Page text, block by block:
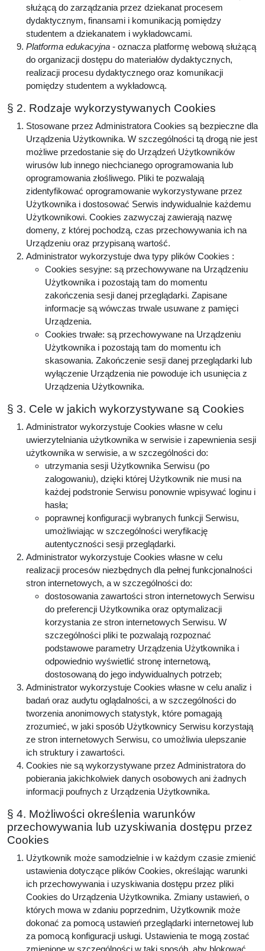
służącą do zarządzania przez dziekanat procesem
dydaktycznym, finansami i komunikacją pomiędzy
studentem a dziekanatem i wykładowcami.
Platforma edukacyjna - oznacza platformę webową służącą
do organizacji dostępu do materiałów dydaktycznych,
realizacji procesu dydaktycznego oraz komunikacji
pomiędzy studentem a wykładowcą.
§ 2. Rodzaje wykorzystywanych Cookies
Stosowane przez Administratora Cookies są bezpieczne dla
Urządzenia Użytkownika. W szczególności tą drogą nie jest
możliwe przedostanie się do Urządzeń Użytkowników
wirusów lub innego niechcianego oprogramowania lub
oprogramowania złośliwego. Pliki te pozwalają
zidentyfikować oprogramowanie wykorzystywane przez
Użytkownika i dostosować Serwis indywidualnie każdemu
Użytkownikowi. Cookies zazwyczaj zawierają nazwę
domeny, z której pochodzą, czas przechowywania ich na
Urządzeniu oraz przypisaną wartość.
Administrator wykorzystuje dwa typy plików Cookies :
Cookies sesyjne: są przechowywane na Urządzeniu
Użytkownika i pozostają tam do momentu
zakończenia sesji danej przeglądarki. Zapisane
informacje są wówczas trwale usuwane z pamięci
Urządzenia.
Cookies trwałe: są przechowywane na Urządzeniu
Użytkownika i pozostają tam do momentu ich
skasowania. Zakończenie sesji danej przeglądarki lub
wyłączenie Urządzenia nie powoduje ich usunięcia z
Urządzenia Użytkownika.
§ 3. Cele w jakich wykorzystywane są Cookies
Administrator wykorzystuje Cookies własne w celu
uwierzytelniania użytkownika w serwisie i zapewnienia sesji
użytkownika w serwisie, a w szczególności do:
utrzymania sesji Użytkownika Serwisu (po
zalogowaniu), dzięki której Użytkownik nie musi na
każdej podstronie Serwisu ponownie wpisywać loginu i
hasła;
poprawnej konfiguracji wybranych funkcji Serwisu,
umożliwiając w szczególności weryfikację
autentyczności sesji przeglądarki.
Administrator wykorzystuje Cookies własne w celu
realizacji procesów niezbędnych dla pełnej funkcjonalności
stron internetowych, a w szczególności do:
dostosowania zawartości stron internetowych Serwisu
do preferencji Użytkownika oraz optymalizacji
korzystania ze stron internetowych Serwisu. W
szczególności pliki te pozwalają rozpoznać
podstawowe parametry Urządzenia Użytkownika i
odpowiednio wyświetlić stronę internetową,
dostosowaną do jego indywidualnych potrzeb;
Administrator wykorzystuje Cookies własne w celu analiz i
badań oraz audytu oglądalności, a w szczególności do
tworzenia anonimowych statystyk, które pomagają
zrozumieć, w jaki sposób Użytkownicy Serwisu korzystają
ze stron internetowych Serwisu, co umożliwia ulepszanie
ich struktury i zawartości.
Cookies nie są wykorzystywane przez Administratora do
pobierania jakichkolwiek danych osobowych ani żadnych
informacji poufnych z Urządzenia Użytkownika.
§ 4. Możliwości określenia warunków
przechowywania lub uzyskiwania dostępu przez
Cookies
Użytkownik może samodzielnie i w każdym czasie zmienić
ustawienia dotyczące plików Cookies, określając warunki
ich przechowywania i uzyskiwania dostępu przez pliki
Cookies do Urządzenia Użytkownika. Zmiany ustawień, o
których mowa w zdaniu poprzednim, Użytkownik może
dokonać za pomocą ustawień przeglądarki internetowej lub
za pomocą konfiguracji usługi. Ustawienia te mogą zostać
zmienione w szczególności w taki sposób, aby blokować